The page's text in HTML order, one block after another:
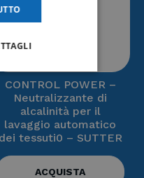
CONTROL POWER –
Neutralizzante di
alcalinità per il
lavaggio automatico
dei tessuti0 – SUTTER
ACQUISTA